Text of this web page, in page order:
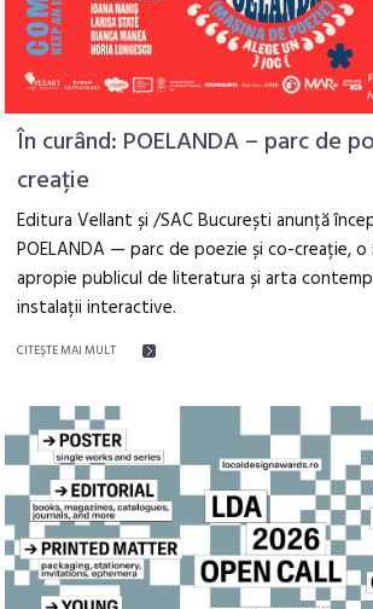
În curând: POELANDA – parc de
creație
Editura Vellant și /SAC București anunță
POELANDA — parc de poezie și co-creație,
apropie publicul de literatura și arta
instalații interactive.
CITEŞTE MAI MULT